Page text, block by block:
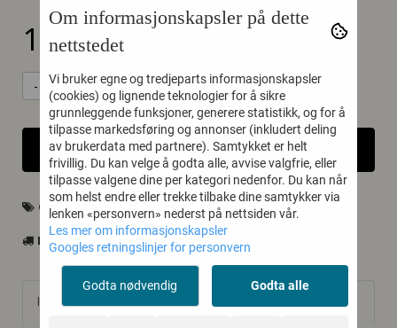
12.372,-
- +
LEGG I HANDLEKURV
CAPRO CASES
LEVERINGSTID CA 3-6UKER
Informasjon
Om informasjonskapsler på dette
nettstedet
Vi bruker egne og tredjeparts informasjonskapsler
(cookies) og lignende teknologier for å sikre
grunnleggende funksjoner, generere statistikk, og for å
tilpasse markedsføring og annonser (inkludert deling
av brukerdata med partnere). Samtykket er helt
frivillig. Du kan velge å godta alle, avvise valgfrie, eller
tilpasse valgene dine per kategori nedenfor. Du kan når
som helst endre eller trekke tilbake dine samtykker via
lenken «personvern» nederst på nettsiden vår.
Les mer om informasjonskapsler
Googles retningslinjer for personvern
Godta nødvendig Godta alle